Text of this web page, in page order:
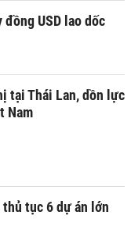
USD lao dốc
tại Thái Lan, dồn lực
Nam
thủ tục 6 dự án lớn